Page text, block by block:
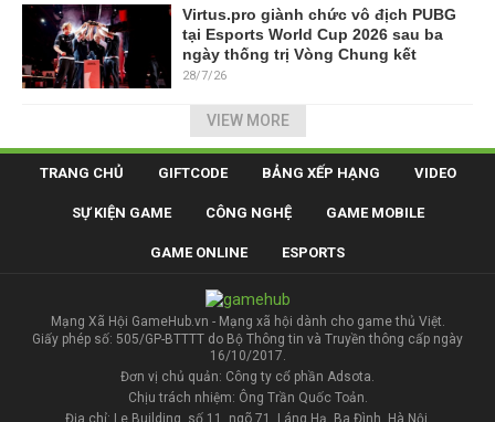
Virtus.pro giành chức vô địch PUBG
tại Esports World Cup 2026 sau ba
ngày thống trị Vòng Chung kết
28/7/26
VIEW MORE
TRANG CHỦ GIFTCODE BẢNG XẾP HẠNG VIDEO
SỰ KIỆN GAME CÔNG NGHỆ GAME MOBILE
GAME ONLINE ESPORTS
Mạng Xã Hội GameHub.vn - Mạng xã hội dành cho game thủ Việt.
Giấy phép số: 505/GP-BTTTT do Bộ Thông tin và Truyền thông cấp ngày
16/10/2017.
Đơn vị chủ quản: Công ty cổ phần Adsota.
Chịu trách nhiệm: Ông Trần Quốc Toản.
Địa chỉ: Le Building, số 11, ngõ 71, Láng Hạ, Ba Đình, Hà Nội.